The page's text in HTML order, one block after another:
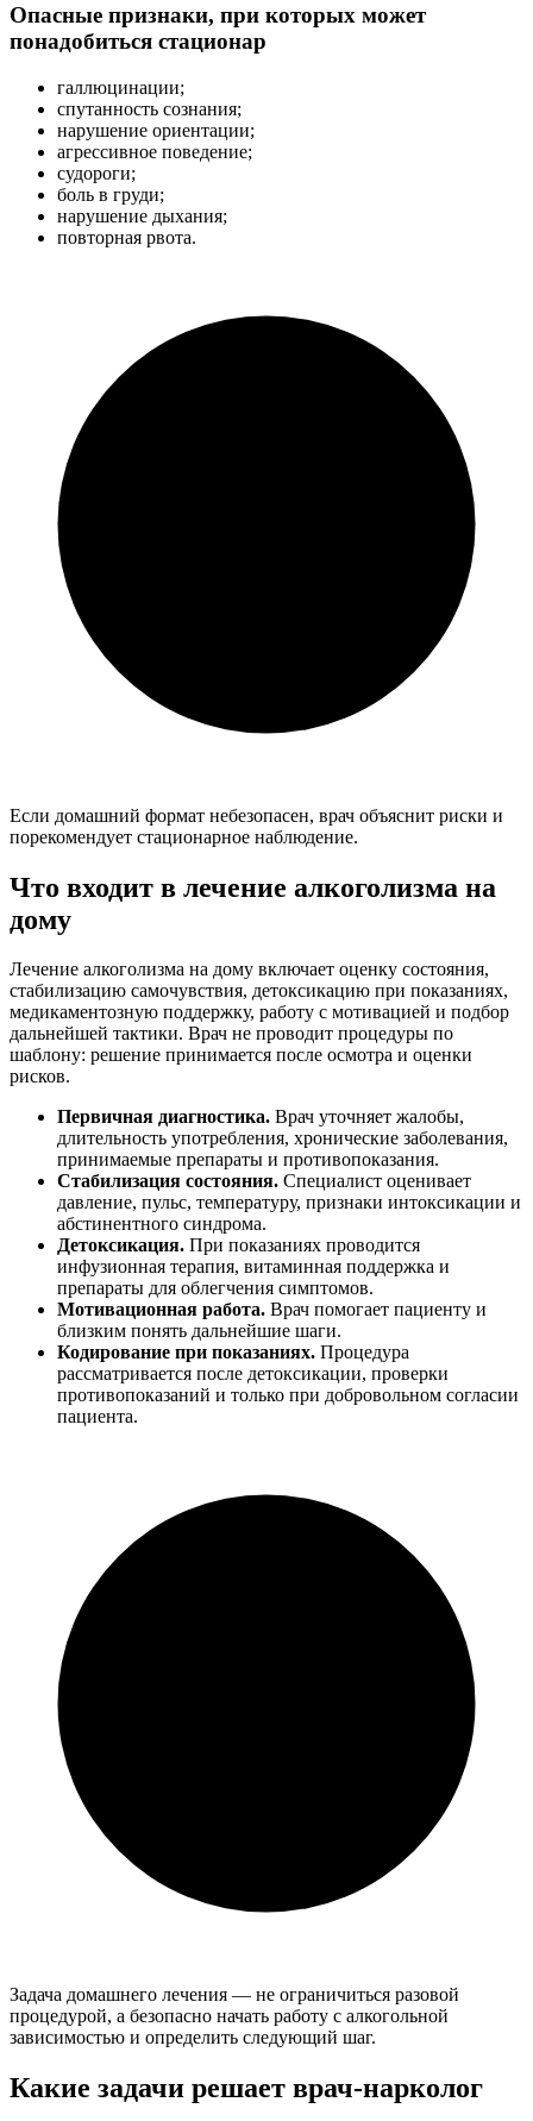
Опасные признаки, при которых может
понадобиться стационар
галлюцинации;
спутанность сознания;
нарушение ориентации;
агрессивное поведение;
судороги;
боль в груди;
нарушение дыхания;
повторная рвота.
Если домашний формат небезопасен, врач объяснит риски и
порекомендует стационарное наблюдение.
Что входит в лечение алкоголизма на
дому
Лечение алкоголизма на дому включает оценку состояния,
стабилизацию самочувствия, детоксикацию при показаниях,
медикаментозную поддержку, работу с мотивацией и подбор
дальнейшей тактики. Врач не проводит процедуры по
шаблону: решение принимается после осмотра и оценки
рисков.
Первичная диагностика. Врач уточняет жалобы,
длительность употребления, хронические заболевания,
принимаемые препараты и противопоказания.
Стабилизация состояния. Специалист оценивает
давление, пульс, температуру, признаки интоксикации и
абстинентного синдрома.
Детоксикация. При показаниях проводится
инфузионная терапия, витаминная поддержка и
препараты для облегчения симптомов.
Мотивационная работа. Врач помогает пациенту и
близким понять дальнейшие шаги.
Кодирование при показаниях. Процедура
рассматривается после детоксикации, проверки
противопоказаний и только при добровольном согласии
пациента.
Задача домашнего лечения — не ограничиться разовой
процедурой, а безопасно начать работу с алкогольной
зависимостью и определить следующий шаг.
Какие задачи решает врач-нарколог